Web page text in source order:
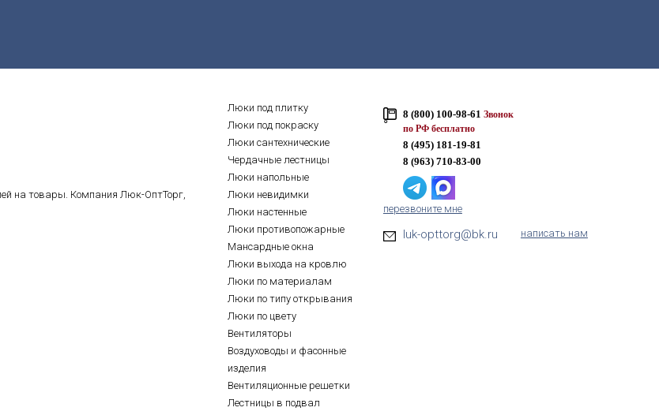
на товары. Компания Люк-ОптТорг,
Люки под плитку
Люки под покраску
Люки сантехнические
Чердачные лестницы
Люки напольные
Люки невидимки
Люки настенные
Люки противопожарные
Мансардные окна
Люки выхода на кровлю
Люки по материалам
Люки по типу открывания
Люки по цвету
Вентиляторы
Воздуховоды и фасонные
изделия
Вентиляционные решетки
Лестницы в подвал
8 (800) 100-98-61 Звонок
по РФ бесплатно
8 (495) 181-19-81
8 (963) 710-83-00
перезвоните мне
luk-opttorg@bk.ru написать нам